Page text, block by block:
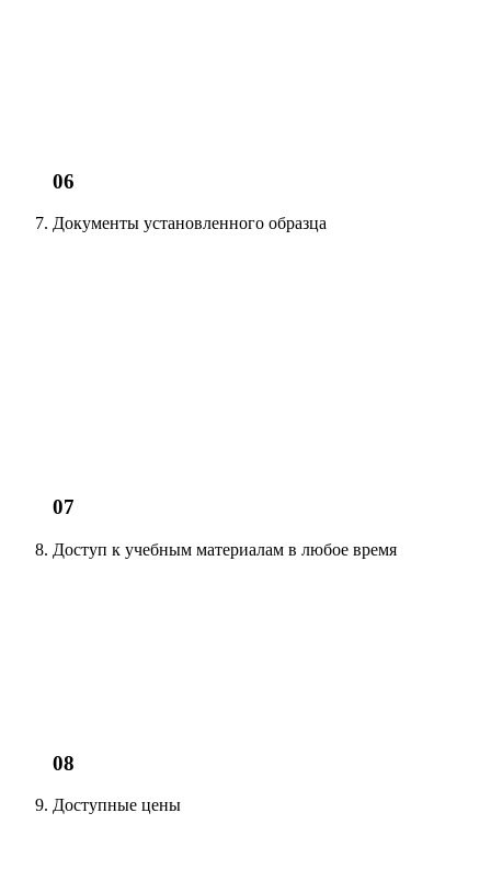
06
Документы установленного образца
07
Доступ к учебным материалам в любое время
08
Доступные цены